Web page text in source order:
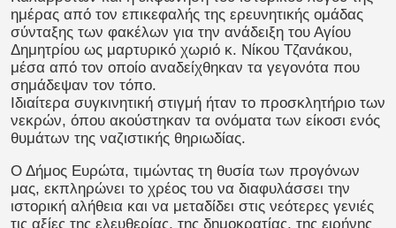
ημέρας από τον επικεφαλής της ερευνητικής ομάδας
σύνταξης των φακέλων για την ανάδειξη του Αγίου
Δημητρίου ως μαρτυρικό χωριό κ. Νίκου Τζανάκου,
μέσα από τον οποίο αναδείχθηκαν τα γεγονότα που
σημάδεψαν τον τόπο.
Ιδιαίτερα συγκινητική στιγμή ήταν το προσκλητήριο των
νεκρών, όπου ακούστηκαν τα ονόματα των είκοσι ενός
θυμάτων της ναζιστικής θηριωδίας.
Ο Δήμος Ευρώτα, τιμώντας τη θυσία των προγόνων
μας, εκπληρώνει το χρέος του να διαφυλάσσει την
ιστορική αλήθεια και να μεταδίδει στις νεότερες γενιές
τις αξίες της ελευθερίας, της δημοκρατίας, της ειρήνης